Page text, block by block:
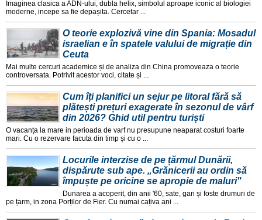
Imaginea clasica a ADN-ului, dubla helix, simbolul aproape iconic al biologiei
moderne, incepe sa fie depașita. Cercetar ...
O teorie explozivă vine din Spania: Mosadul
israelian e în spatele valului de migrație din
Ceuta
Mai multe cercuri academice și de analiza din China promoveaza o teorie
controversata. Potrivit acestor voci, citate și ...
Cum îți planifici un sejur pe litoral fără să
plătești prețuri exagerate în sezonul de vârf
din 2026? Ghid util pentru turiști
O vacanța la mare in perioada de varf nu presupune neaparat costuri foarte
mari. Cu o rezervare facuta din timp și cu o ...
Locurile interzise de pe țărmul Dunării,
dispărute sub ape. „Grănicerii au ordin să
împuște pe oricine se apropie de maluri"
Dunarea a acoperit, din anii '60, sate, gari și foste drumuri de
pe țarm, in zona Porților de Fier. Cu numai cațiva ani ...